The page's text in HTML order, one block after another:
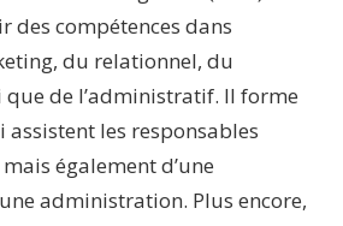
des compétences dans
du relationnel, du
de l’administratif. Il forme
assistent les responsables
également d’une
administration. Plus encore,